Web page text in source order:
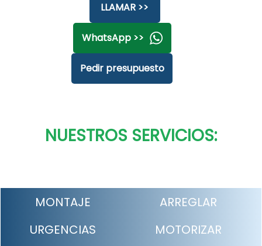
LLAMAR >>
WhatsApp >>
Pedir presupuesto
NUESTROS SERVICIOS:
MONTAJE
ARREGLAR
URGENCIAS
MOTORIZAR